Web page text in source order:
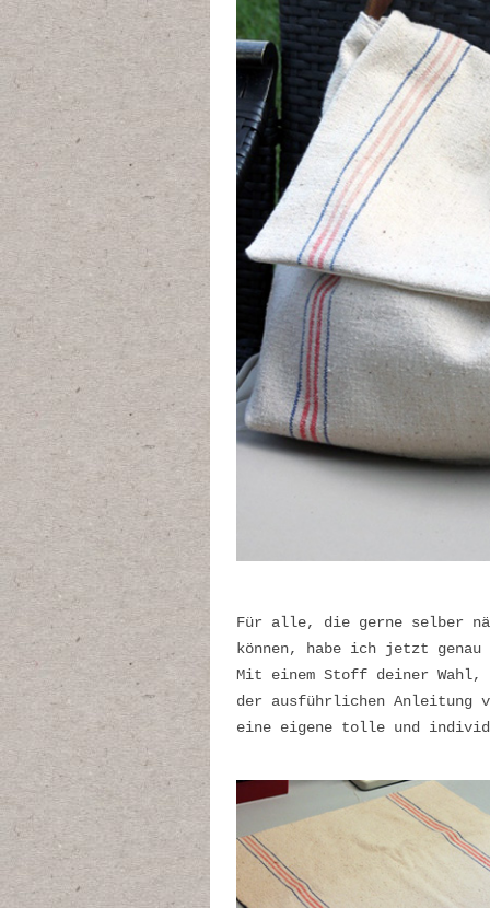
Für alle, die gerne selber
können, habe ich jetzt
Mit einem Stoff deiner Wahl,
der ausführlichen Anleitung
eine eigene tolle und